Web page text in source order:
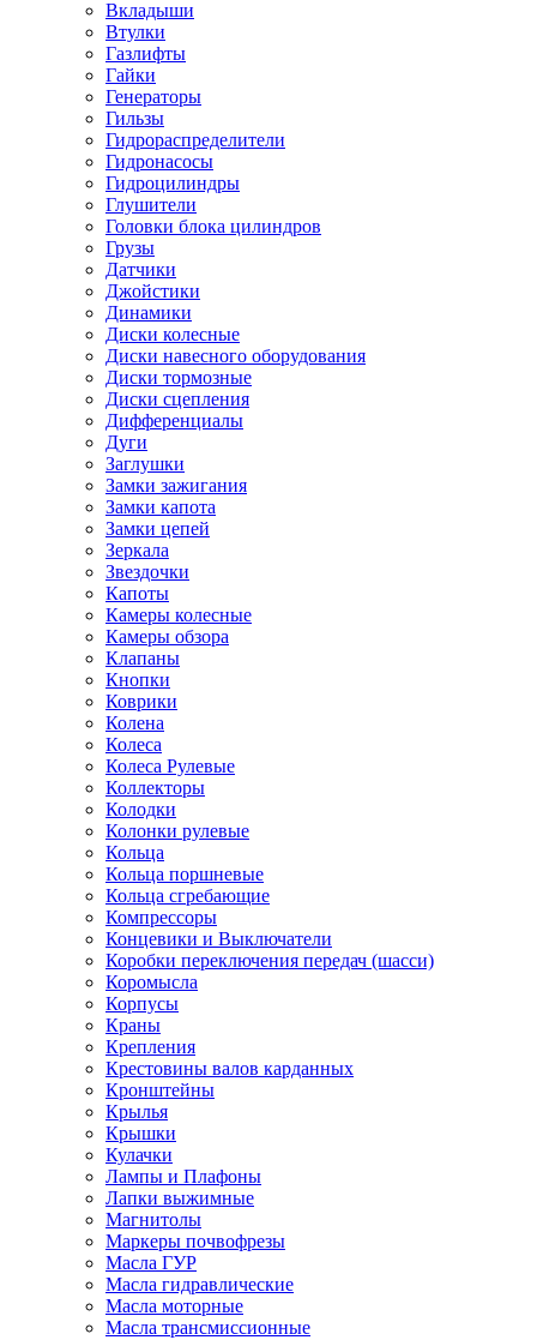
Вкладыши
Втулки
Газлифты
Гайки
Генераторы
Гильзы
Гидрораспределители
Гидронасосы
Гидроцилиндры
Глушители
Головки блока цилиндров
Грузы
Датчики
Джойстики
Динамики
Диски колесные
Диски навесного оборудования
Диски тормозные
Диски сцепления
Дифференциалы
Дуги
Заглушки
Замки зажигания
Замки капота
Замки цепей
Зеркала
Звездочки
Капоты
Камеры колесные
Камеры обзора
Клапаны
Кнопки
Коврики
Колена
Колеса
Колеса Рулевые
Коллекторы
Колодки
Колонки рулевые
Кольца
Кольца поршневые
Кольца сгребающие
Компрессоры
Концевики и Выключатели
Коробки переключения передач (шасси)
Коромысла
Корпусы
Краны
Крепления
Крестовины валов карданных
Кронштейны
Крылья
Крышки
Кулачки
Лампы и Плафоны
Лапки выжимные
Магнитолы
Маркеры почвофрезы
Масла ГУР
Масла гидравлические
Масла моторные
Масла трансмиссионные